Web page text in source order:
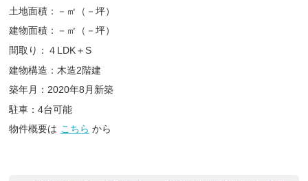
土地面積：－㎡（－坪）
建物面積：－㎡（－坪）
間取り：４LDK＋S
建物構造：木造2階建
築年月：2020年8月新築
駐車：4台可能
物件概要は こちら から